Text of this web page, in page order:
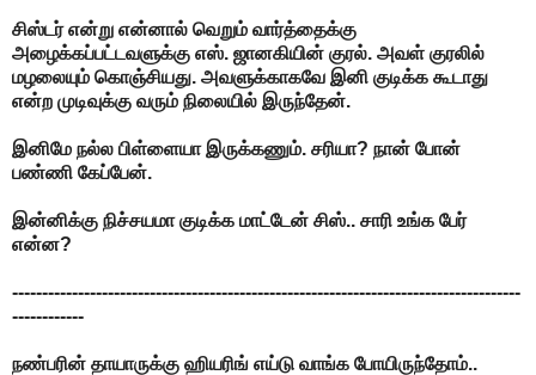
சிஸ்டர் என்று என்னால் வெறும் வார்த்தைக்கு
அழைக்கப்பட்டவளுக்கு எஸ். ஜானகியின் குரல். அவள் குரலில்
மழலையும் கொஞ்சியது. அவளுக்காகவே இனி குடிக்க கூடாது
என்ற முடிவுக்கு வரும் நிலையில் இருந்தேன்.
இனிமே நல்ல பிள்ளையா இருக்கணும். சரியா? நான் போன்
பண்ணி கேப்பேன்.
இன்னிக்கு நிச்சயமா குடிக்க மாட்டேன் சிஸ்.. சாரி உங்க பேர்
என்ன?
-------------------------------------------------------------------------------------
------------
நண்பரின் தாயாருக்கு ஹியரிங் எய்டு வாங்க போயிருந்தோம்..